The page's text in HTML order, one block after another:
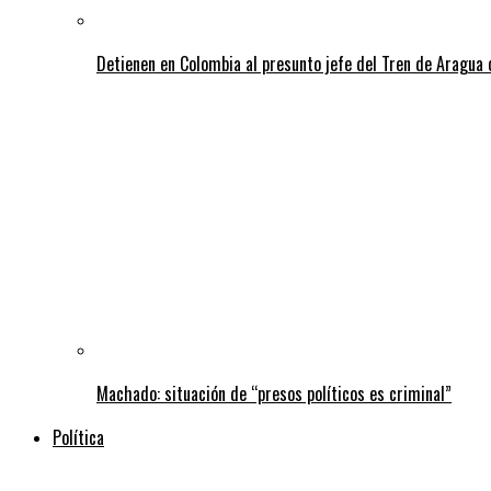
Detienen en Colombia al presunto jefe del Tren de Aragua
Machado: situación de “presos políticos es criminal”
Política